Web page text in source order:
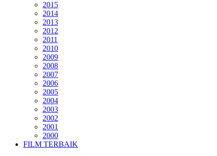
2015
2014
2013
2012
2011
2010
2009
2008
2007
2006
2005
2004
2003
2002
2001
2000
FILM TERBAIK